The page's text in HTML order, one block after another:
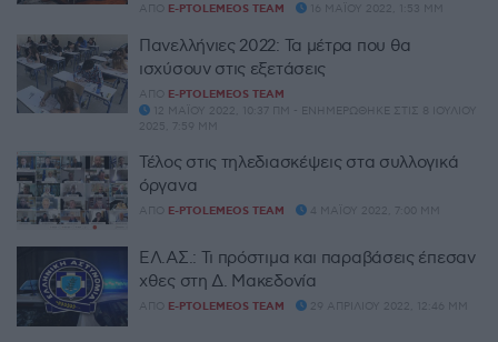
ΑΠΌ E-PTOLEMEOS TEAM 16 ΜΑΪ́ΟΥ 2022, 1:53 ΜΜ
Πανελλήνιες 2022: Τα μέτρα που θα
ισχύσουν στις εξετάσεις
ΑΠΌ E-PTOLEMEOS TEAM
12 ΜΑΪ́ΟΥ 2022, 10:37 ΠΜ - ΕΝΗΜΕΡΏΘΗΚΕ ΣΤΙΣ 8 ΙΟΥΛΊΟΥ
2025, 7:59 ΜΜ
Τέλος στις τηλεδιασκέψεις στα συλλογικά
όργανα
ΑΠΌ E-PTOLEMEOS TEAM 4 ΜΑΪ́ΟΥ 2022, 7:00 ΜΜ
ΕΛ.ΑΣ.: Τι πρόστιμα και παραβάσεις έπεσαν
χθες στη Δ. Μακεδονία
ΑΠΌ E-PTOLEMEOS TEAM 29 ΑΠΡΙΛΊΟΥ 2022, 12:46 ΜΜ